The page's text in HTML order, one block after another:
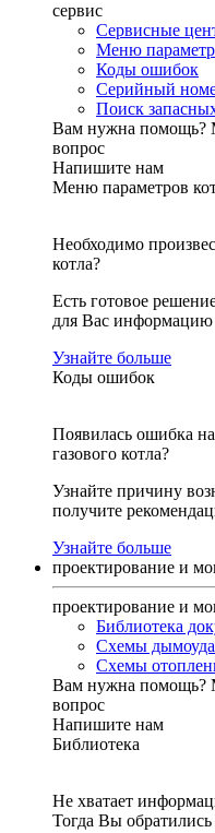
сервис
Сервисные
Меню
Коды ошибок
Серийный
Поиск
Вам нужна помощь?
вопрос
Напишите нам
Меню параметров
Необходимо
котла?
Есть готовое
для Вас информацию
Узнайте больше
Коды ошибок
Появилась ошибка
газового котла?
Узнайте причину
получите
Узнайте больше
проектирование и
проектирование и
Библиотека
Схемы
Схемы
Вам нужна помощь?
вопрос
Напишите нам
Библиотека
Не хватает
Тогда Вы обратились